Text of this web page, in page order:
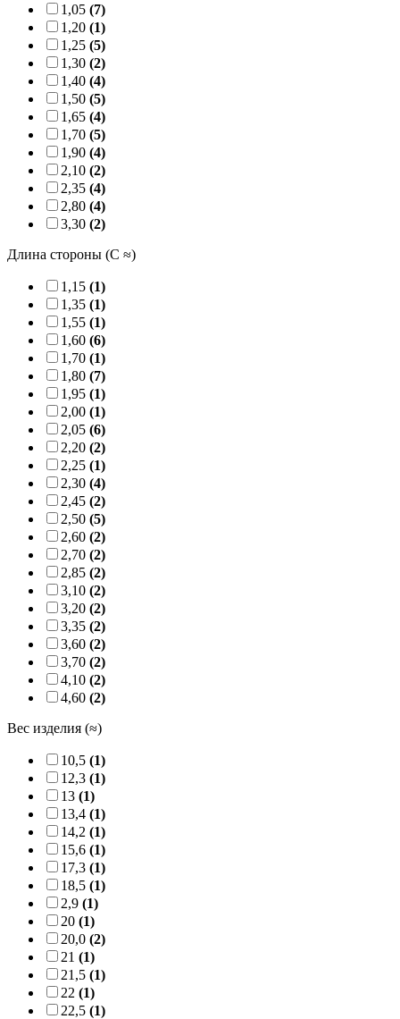
1,05 (7)
1,20 (1)
1,25 (5)
1,30 (2)
1,40 (4)
1,50 (5)
1,65 (4)
1,70 (5)
1,90 (4)
2,10 (2)
2,35 (4)
2,80 (4)
3,30 (2)
Длина стороны (C ≈)
1,15 (1)
1,35 (1)
1,55 (1)
1,60 (6)
1,70 (1)
1,80 (7)
1,95 (1)
2,00 (1)
2,05 (6)
2,20 (2)
2,25 (1)
2,30 (4)
2,45 (2)
2,50 (5)
2,60 (2)
2,70 (2)
2,85 (2)
3,10 (2)
3,20 (2)
3,35 (2)
3,60 (2)
3,70 (2)
4,10 (2)
4,60 (2)
Вес изделия (≈)
10,5 (1)
12,3 (1)
13 (1)
13,4 (1)
14,2 (1)
15,6 (1)
17,3 (1)
18,5 (1)
2,9 (1)
20 (1)
20,0 (2)
21 (1)
21,5 (1)
22 (1)
22,5 (1)